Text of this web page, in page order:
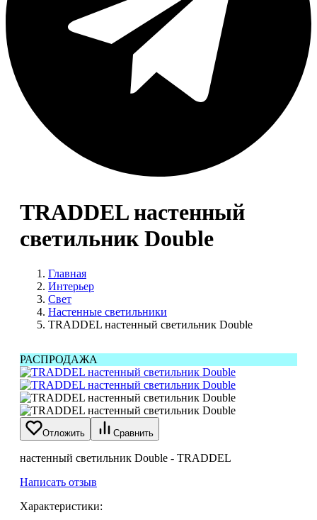
TRADDEL настенный
светильник Double
Главная
Интерьер
Свет
Настенные светильники
TRADDEL настенный светильник Double
РАСПРОДАЖА
Отложить Сравнить
настенный светильник Double - TRADDEL
Написать отзыв
Характеристики: